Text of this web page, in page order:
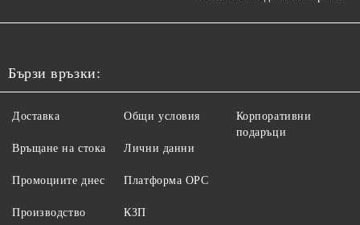
Бързи връзки:
Доставка
Връщане на стока
Промоциите днес
Производство
Общи условия
Лични данни
Платформа ОРС
КЗП
Корпоративни
подаръци